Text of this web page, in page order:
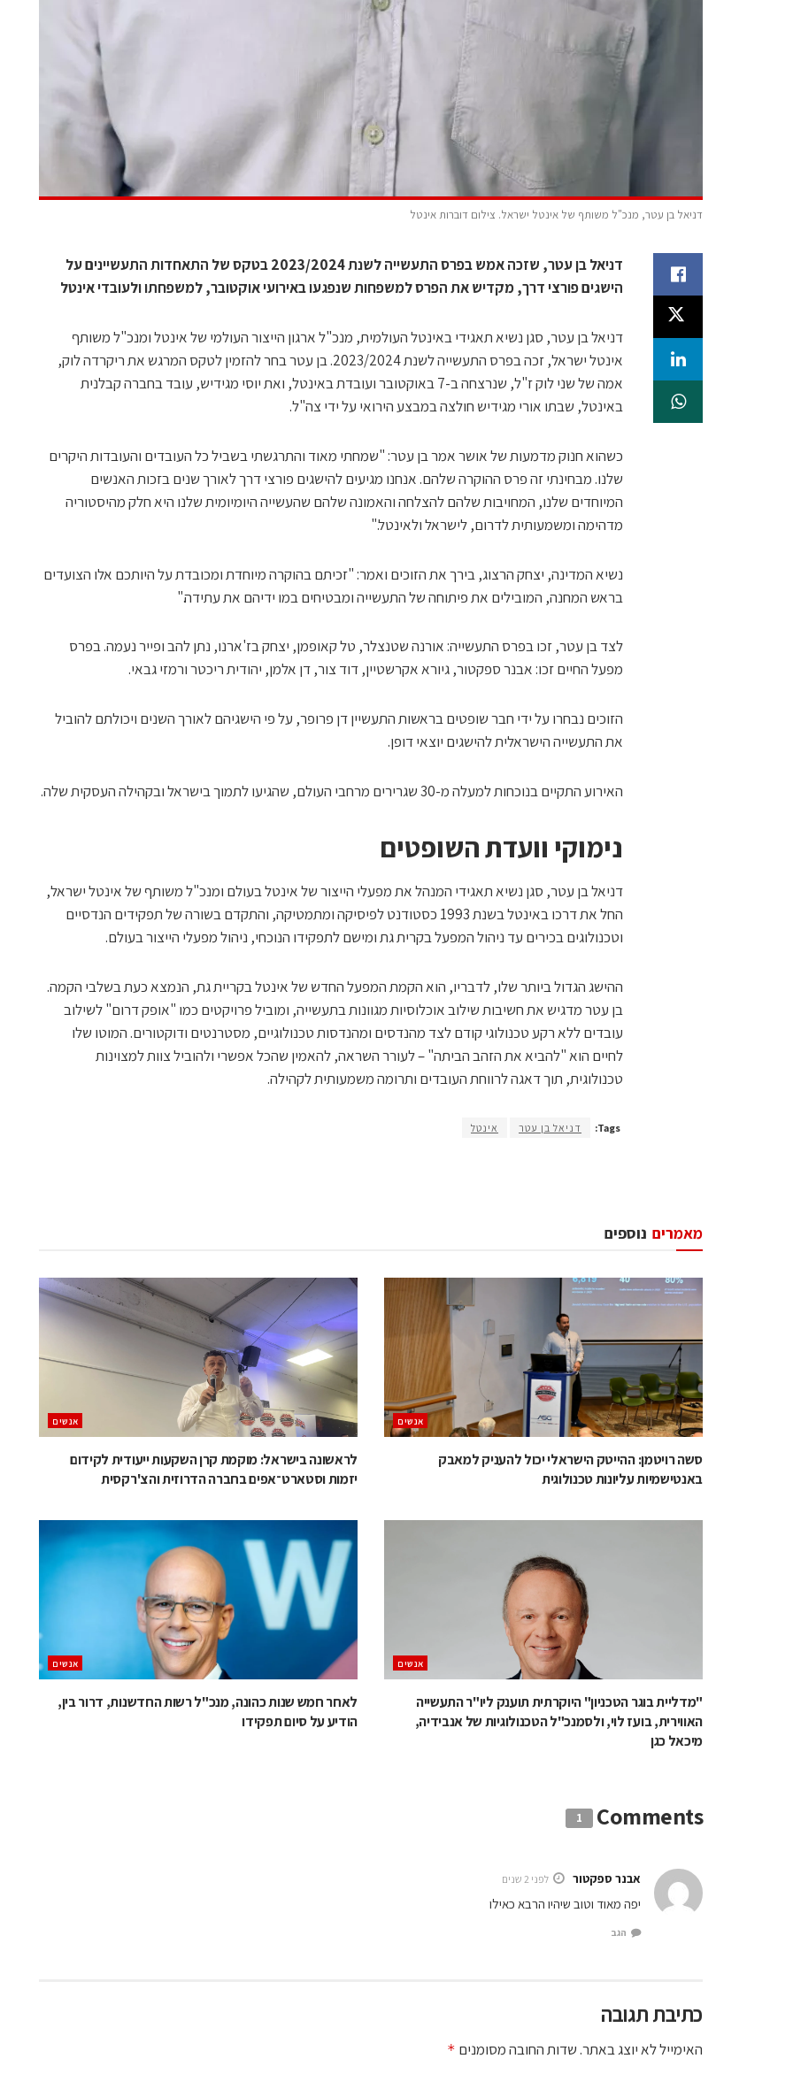
דניאל בן עטר, מנכ"ל משותף של אינטל ישראל. צילום דוברות אינטל
דניאל בן עטר, שזכה אמש בפרס התעשייה לשנת 2023/2024 בטקס של התאחדות התעשיינים על
הישגים פורצי דרך, מקדיש את הפרס למשפחות שנפגעו באירועי אוקטובר, למשפחתו ולעובדי אינטל
דניאל בן עטר, סגן נשיא תאגידי באינטל העולמית, מנכ"ל ארגון הייצור העולמי של אינטל ומנכ"ל משותף
אינטל ישראל, זכה בפרס התעשייה לשנת 2023/2024. בן עטר בחר להזמין לטקס המרגש את ריקרדה לוק,
אמה של שני לוק ז"ל, שנרצחה ב-7 באוקטובר ועובדת באינטל, ואת יוסי מגידיש, עובד בחברה קבלנית
באינטל, שבתו אורי מגידיש חולצה במבצע הירואי על ידי צה"ל.
כשהוא חנוק מדמעות של אושר אמר בן עטר: "שמחתי מאוד והתרגשתי בשביל כל העובדים והעובדות היקרים
שלנו. מבחינתי זה פרס ההוקרה שלהם. אנחנו מגיעים להישגים פורצי דרך לאורך שנים בזכות האנשים
המיוחדים שלנו, המחויבות שלהם להצלחה והאמונה שלהם שהעשייה היומיומית שלנו היא חלק מהיסטוריה
מדהימה ומשמעותית לדרום, לישראל ולאינטל."
נשיא המדינה, יצחק הרצוג, בירך את הזוכים ואמר: "זכיתם בהוקרה מיוחדת ומכובדת על היותכם אלו הצועדים
בראש המחנה, המובילים את פיתוחה של התעשייה ומבטיחים במו ידיהם את עתידה."
לצד בן עטר, זכו בפרס התעשייה: אורנה שטנצלר, טל קאופמן, יצחק בז'ארנו, נתן להב ופייר נעמה. בפרס
מפעל החיים זכו: אבנר ספקטור, גיורא אקרשטיין, דוד צור, דן אלמן, יהודית ריכטר ורמזי גבאי.
הזוכים נבחרו על ידי חבר שופטים בראשות התעשיין דן פרופר, על פי הישגיהם לאורך השנים ויכולתם להוביל
את התעשייה הישראלית להישגים יוצאי דופן.
האירוע התקיים בנוכחות למעלה מ-30 שגרירים מרחבי העולם, שהגיעו לתמוך בישראל ובקהילה העסקית שלה.
נימוקי וועדת השופטים
דניאל בן עטר, סגן נשיא תאגידי המנהל את מפעלי הייצור של אינטל בעולם ומנכ"ל משותף של אינטל ישראל,
החל את דרכו באינטל בשנת 1993 כסטודנט לפיסיקה ומתמטיקה, והתקדם בשורה של תפקידים הנדסיים
וטכנולוגים בכירים עד ניהול המפעל בקרית גת ומישם לתפקידו הנוכחי, ניהול מפעלי הייצור בעולם.
ההישג הגדול ביותר שלו, לדבריו, הוא הקמת המפעל החדש של אינטל בקריית גת, הנמצא כעת בשלבי הקמה.
בן עטר מדגיש את חשיבות שילוב אוכלוסיות מגוונות בתעשייה, ומוביל פרויקטים כמו "אופק דרום" לשילוב
עובדים ללא רקע טכנולוגי קודם לצד מהנדסים ומהנדסות טכנולוגיים, מסטרנטים ודוקטורים. המוטו שלו
לחיים הוא "להביא את הזהב הביתה" – לעורר השראה, להאמין שהכל אפשרי ולהוביל צוות למצוינות
טכנולוגית, תוך דאגה לרווחת העובדים ותרומה משמעותית לקהילה.
Tags: דניאל בן עטר אינטל
נוספים מאמרים
אנשים
סשה רויטמן: ההייטק הישראלי יכול להעניק למאבק
באנטישמיות עליונות טכנולוגית
אנשים
לראשונה בישראל: מוקמת קרן השקעות ייעודית לקידום
יזמות וסטארט־אפים בחברה הדרוזית והצ'רקסית
אנשים
"מדליית בוגר הטכניון" היוקרתית תוענק ליו"ר התעשייה
האווירית, בועז לוי, ולסמנכ"ל הטכנולוגיות של אנבידיה,
מיכאל כגן
אנשים
לאחר חמש שנות כהונה, מנכ"ל רשות החדשנות, דרור בין,
הודיע על סיום תפקידו
Comments
1
אבנר ספקטור לפני 2 שנים
יפה מאוד וטוב שיהיו הרבא כאילו
הגב
כתיבת תגובה
האימייל לא יוצג באתר.שדות החובה מסומנים *